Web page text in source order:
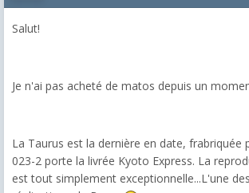
Salut!
Je n'ai pas acheté de matos depuis un
La Taurus est la dernière en date, frabriquée
023-2 porte la livrée Kyoto Express. La
est tout simplement exceptionnelle...L'une